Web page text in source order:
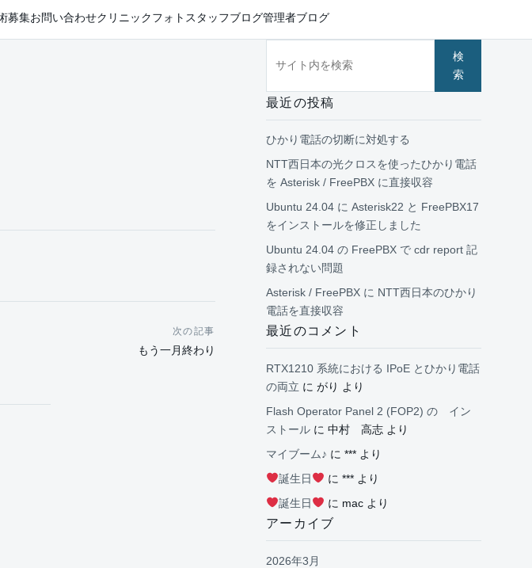
募集お問い合わせクリニックフォト スタッフブログ管理者ブログ
次の記事
もう一月終わり
検
索
最近の投稿
ひかり電話の切断に対処する
NTT西日本の光クロスを使ったひかり電話
を Asterisk / FreePBX に直接収容
Ubuntu 24.04 に Asterisk22 と FreePBX17
をインストールを修正しました
Ubuntu 24.04 の FreePBX で cdr report 記
録されない問題
Asterisk / FreePBX に NTT西日本のひかり
電話を直接収容
最近のコメント
RTX1210 系統における IPoE とひかり電話
の両立 に がり より
Flash Operator Panel 2 (FOP2) の イン
ストール に 中村 高志 より
マイブーム♪ に *** より
誕生日
に ***より
誕生日
に macより
アーカイブ
2026年3月